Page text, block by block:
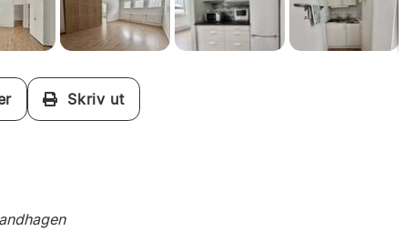
Skriv ut